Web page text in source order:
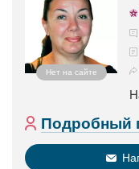
Нет на сайте
Подробный